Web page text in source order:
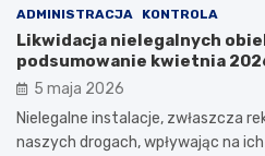
ADMINISTRACJA KONTROLA
Likwidacja nielegalnych
podsumowanie kwietnia
5 maja 2026
Nielegalne instalacje, zwłaszcza
naszych drogach, wpływając na